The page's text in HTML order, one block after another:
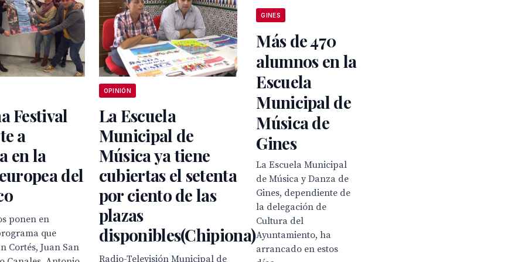
Festival
a
en la
del
ponen en
que
Cortés, Juan San
OPINIÓN
La Escuela
Municipal de
Música ya tiene
cubiertas el setenta
por ciento de las
plazas
disponibles(Chipiona)
Radio-Televisión Municipal de
GINES
Más de 470
alumnos en la
Escuela
Municipal de
Música de
Gines
La Escuela Municipal
de Música y Danza de
Gines, dependiente de
la delegación de
Cultura del
Ayuntamiento, ha
arrancado en estos